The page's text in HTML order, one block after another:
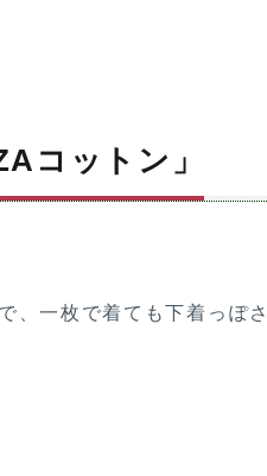
コットン」
、一枚で着ても下着っぽ